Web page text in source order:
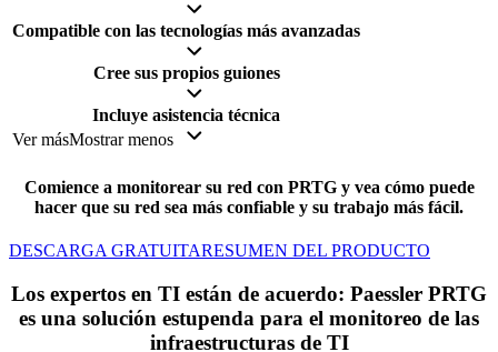
Compatible con las tecnologías más avanzadas
Cree sus propios guiones
Incluye asistencia técnica
Ver másMostrar menos
Comience a monitorear su red con PRTG y vea cómo puede
hacer que su red sea más confiable y su trabajo más fácil.
DESCARGA GRATUITARESUMEN DEL PRODUCTO
Los expertos en TI están de acuerdo: Paessler PRTG
es una solución estupenda para el monitoreo de las
infraestructuras de TI